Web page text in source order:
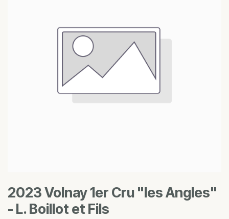
2023 Volnay 1er Cru "les Angles"
- L. Boillot et Fils